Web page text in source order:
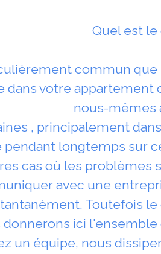
Quel est le
commun
dans votre appartement
nous-mêmes
, principalement
pendant longtemps sur
cas où les problèmes
avec une
Toutefois
donnerons ici
un équipe, nous